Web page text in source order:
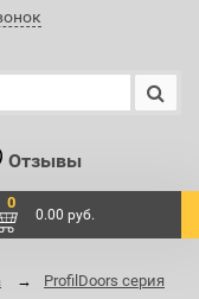
Отзывы
0
0.00 руб.
ProfilDoors серия